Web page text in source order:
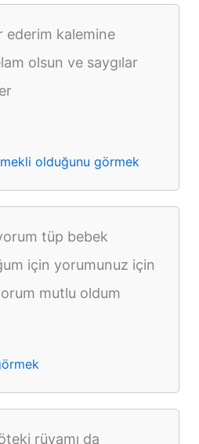
ederim kalemine
olsun ve saygılar
olduğunu görmek
tüp bebek
için yorumunuz için
mutlu oldum
rüyamı da